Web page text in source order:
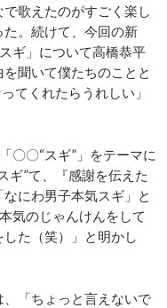
歌えたのがすごく楽し
た。続けて、今回の新
ギ」について高橋恭平
聞いて僕たちのことと
てくれたらうれしい」
〇〇“スギ”」をテーマに
ギ”て、『感謝を伝えた
にわ男子本気スギ」と
気のじゃんけんをして
た（笑）」と明かし
「ちょっと言えないで